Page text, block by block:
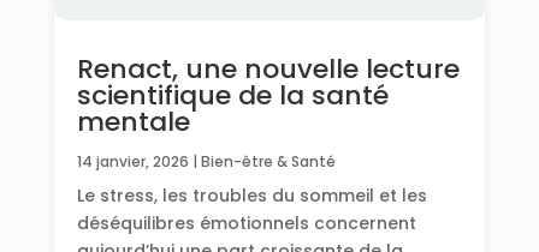
Renact, une nouvelle lecture
scientifique de la santé
mentale
14 janvier, 2026 | Bien-être & Santé
Le stress, les troubles du sommeil et les
déséquilibres émotionnels concernent